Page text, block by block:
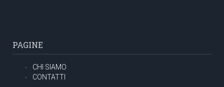
PAGINE
CHI SIAMO
CONTATTI